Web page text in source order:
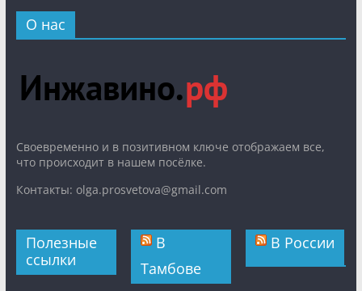
О нас
Cвоевременно и в позитивном ключе отображаем все,
что происходит в нашем посёлке.
Контакты: olga.prosvetova@gmail.com
Полезные
ссылки
В
Тамбове
В России